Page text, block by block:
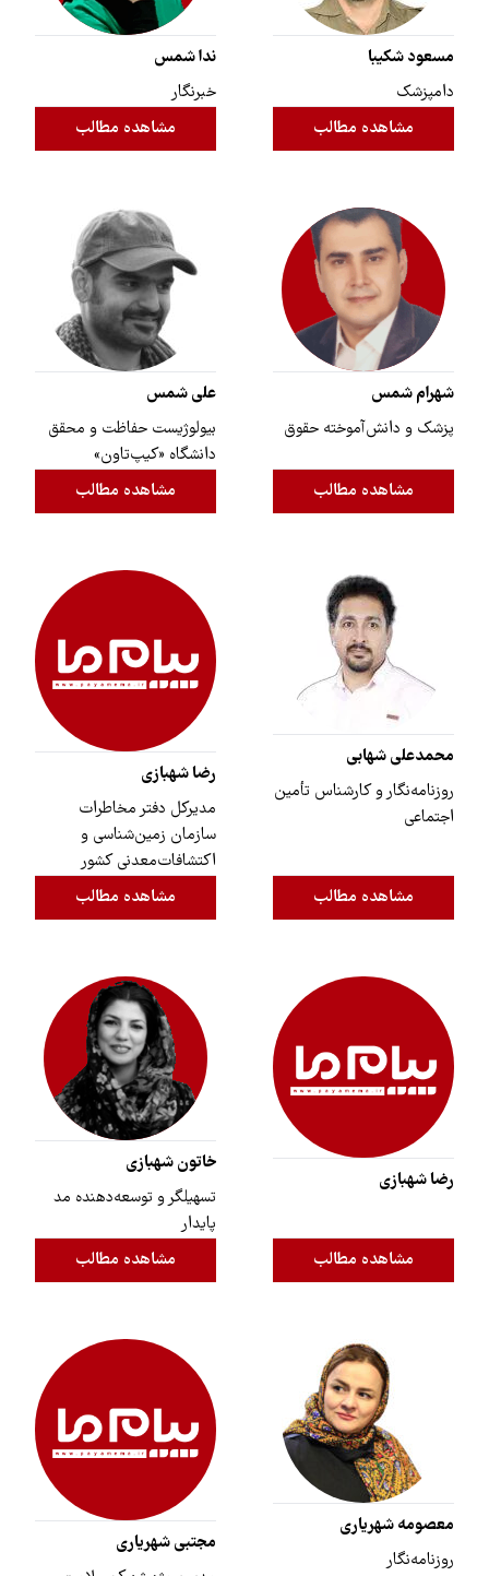
مسعود شکیبا
دامپزشک
مشاهده مطالب
ندا شمس
خبرنگار
مشاهده مطالب
شهرام شمس
پزشک و دانش‌آموخته حقوق
مشاهده مطالب
علی شمس
بیولوژیست حفاظت و محقق
دانشگاه «کیپ‌تاون»
مشاهده مطالب
محمدعلی شهابی
روزنامه‌نگار و کارشناس تأمین
اجتماعی
مشاهده مطالب
رضا شهبازی
مدیرکل دفتر مخاطرات
سازمان زمین‌شناسی و
اکتشافات‌معدنی کشور
مشاهده مطالب
رضا شهبازی
مشاهده مطالب
خاتون شهبازی
تسهیلگر و توسعه‌دهنده مد
پایدار
مشاهده مطالب
معصومه شهریاری
روزنامه‌نگار
مجتبی شهریاری